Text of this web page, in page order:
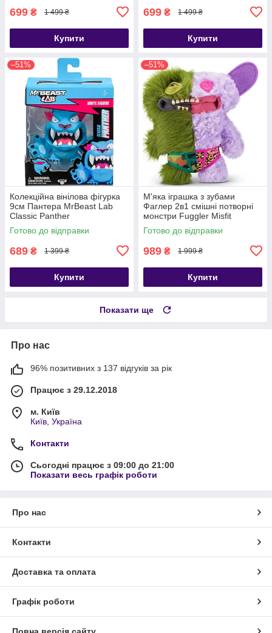
699 ₴ 1 499 ₴
Купити
699 ₴ 1 499 ₴
Купити
–51%
Колекційна вінілова фігурка
9см Пантера MrBeast Lab
Classic Panther
Готово до відправки
689 ₴ 1 399 ₴
Купити
–51%
М'яка іграшка з зубами
Фаглер 2в1 смішні потворні
монстри Fuggler Misfit
Monsters Captain-Undergrin
Готово до відправки
989 ₴ 1 999 ₴
Купити
Показати ще
Про нас
96% позитивних з 137 відгуків за рік
Працює з 29.12.2018
м. Київ
Київ, Україна
Контакти
Сьогодні працює з 09:00 до 21:00
Показати весь графік роботи
Про нас
Контакти
Доставка та оплата
Графік роботи